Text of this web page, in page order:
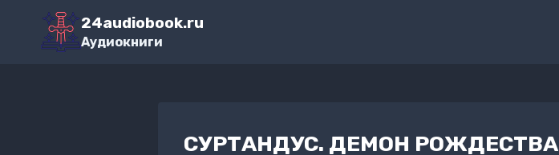
Перейти
содержимому
24audiobook.ru
Аудиокниги
СУРТАНДУС. ДЕМОН РОЖДЕСТВА